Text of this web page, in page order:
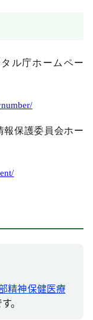
ル庁ホームペー
報保護委員会ホー
精神保健医療
。